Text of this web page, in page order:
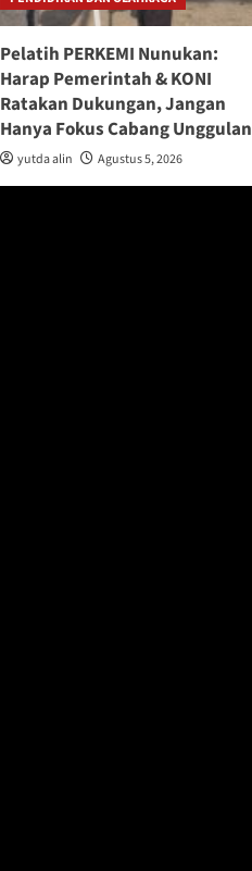
Pelatih PERKEMI Nunukan:
Harap Pemerintah & KONI
Ratakan Dukungan, Jangan
Hanya Fokus Cabang Unggulan
yutda alin Agustus 5, 2026